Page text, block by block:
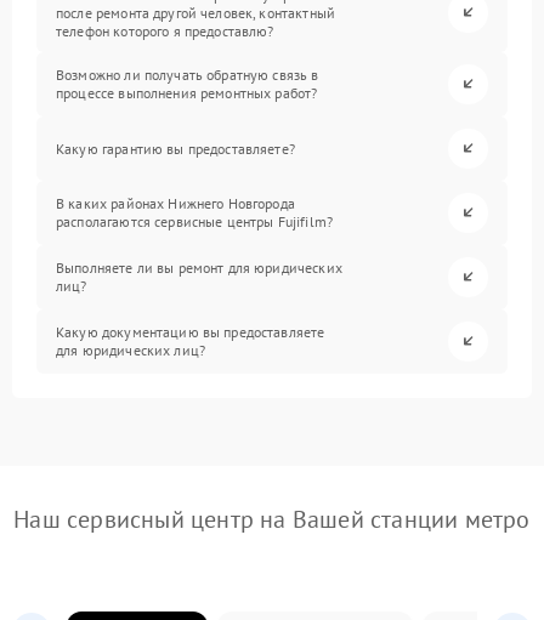
после ремонта другой человек, контактный
телефон которого я предоставлю?
Возможно ли получать обратную связь в
процессе выполнения ремонтных работ?
Какую гарантию вы предоставляете?
В каких районах Нижнего Новгорода
располагаются сервисные центры Fujifilm?
Выполняете ли вы ремонт для юридических
лиц?
Какую документацию вы предоставляете
для юридических лиц?
Наш сервисный центр на Вашей станции метро